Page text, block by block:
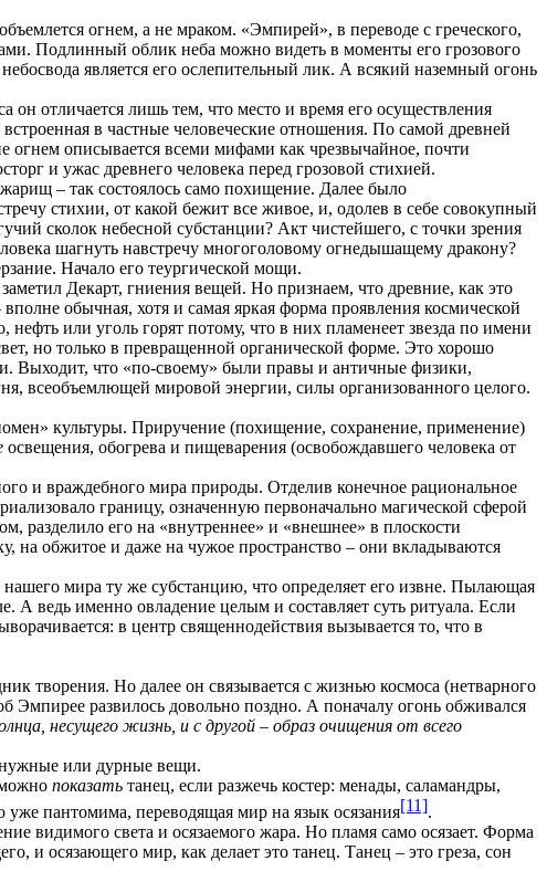
огнем, а не мраком. «Эмпирей», в переводе с греческого,
Подлинный облик неба можно видеть в моменты его грозового
является его ослепительный лик. А всякий наземный огонь
он отличается лишь тем, что место и время его осуществления
в частные человеческие отношения. По самой древней
огнем описывается всеми мифами как чрезвычайное, почти
и ужас древнего человека перед грозовой стихией.
– так состоялось само похищение. Далее было
стихии, от какой бежит все живое, и, одолев в себе совокупный
сколок небесной субстанции? Акт чистейшего, с точки зрения
шагнуть навстречу многоголовому огнедышащему дракону?
Начало его теургической мощи.
Декарт, гниения вещей. Но признаем, что древние, как это
обычная, хотя и самая яркая форма проявления космической
или уголь горят потому, что в них пламенеет звезда по имени
но только в превращенной органической форме. Это хорошо
Выходит, что «по-своему» были правы и античные физики,
всеобъемлющей мировой энергии, силы организованного целого.
культуры. Приручение (похищение, сохранение, применение)
освещения, обогрева и пищеварения (освобождавшего человека от
и враждебного мира природы. Отделив конечное рациональное
границу, означенную первоначально магической сферой
разделило его на «внутреннее» и «внешнее» в плоскости
на обжитое и даже на чужое пространство – они вкладываются
мира ту же субстанцию, что определяет его извне. Пылающая
А ведь именно овладение целым и составляет суть ритуала. Если
в центр священнодействия вызывается то, что в
творения. Но далее он связывается с жизнью космоса (нетварного
Эмпирее развилось довольно поздно. А поначалу огонь обживался
несущего жизнь, и с другой – образ очищения от всего
или дурные вещи.
показать танец, если разжечь костер: менады, саламандры,
уже пантомима, переводящая мир на язык осязания[11].
видимого света и осязаемого жара. Но пламя само осязает. Форма
и осязающего мир, как делает это танец. Танец – это греза, сон